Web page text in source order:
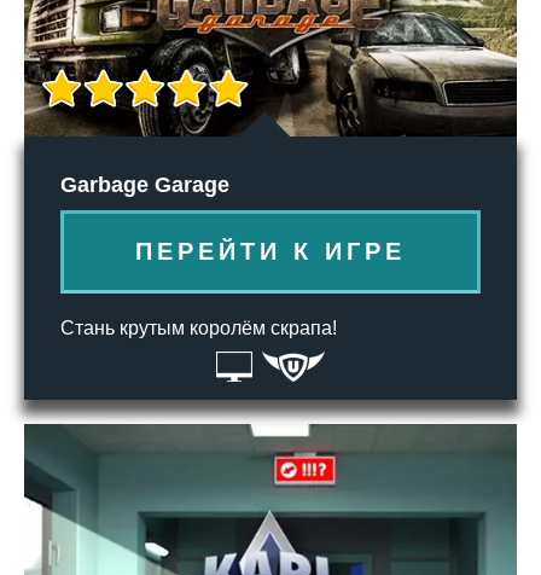
Garbage Garage
ПЕРЕЙТИ К ИГРЕ
Стань крутым королём скрапа!